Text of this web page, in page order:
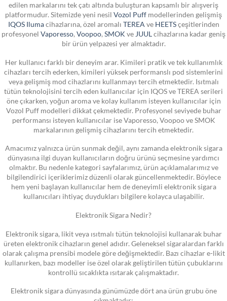
edilen markalarını tek çatı altında buluşturan kapsamlı bir alışveriş
platformudur. Sitemizde yeni nesil Vozol Puff modellerinden gelişmiş
IQOS Ilumacihazlarına, özel aromalı TEREA ve HEETSçeşitlerinden
profesyonel Vaporesso Voopoo SMOK ve JUUL cihazlarına kadar geniş
bir ürün yelpazesi yer almaktadır.
Her kullanıcı farklı bir deneyim arar. Kimileri pratik ve tek kullanımlık
cihazları tercih ederken, kimileri yüksek performanslı pod sistemlerini
veya gelişmiş mod cihazlarını kullanmayı tercih etmektedir. Isıtmalı
tütün teknolojisini tercih eden kullanıcılar için IQOS ve TEREA serileri
öne çıkarken, yoğun aroma ve kolay kullanım isteyen kullanıcılar için
Vozol Puff modelleri dikkat çekmektedir. Profesyonel seviyede buhar
performansı isteyen kullanıcılar ise Vaporesso, Voopoo ve SMOK
markalarının gelişmiş cihazlarını tercih etmektedir.
Amacımız yalnızca ürün sunmak değil, aynı zamanda elektronik sigara
dünyasına ilgi duyan kullanıcıların doğru ürünü seçmesine yardımcı
olmaktır. Bu nedenle kategori sayfalarımız, ürün açıklamalarımız ve
bilgilendirici içeriklerimiz düzenli olarak güncellenmektedir. Böylece
hem yeni başlayan kullanıcılar hem de deneyimli elektronik sigara
kullanıcıları ihtiyaç duydukları bilgilere kolayca ulaşabilir.
Elektronik Sigara Nedir?
Elektronik sigara, likit veya ısıtmalı tütün teknolojisi kullanarak buhar
üreten elektronik cihazların genel adıdır. Geleneksel sigaralardan farklı
olarak çalışma prensibi modele göre değişmektedir. Bazı cihazlar e-likit
kullanırken, bazı modeller ise özel olarak geliştirilen tütün çubuklarını
kontrollü sıcaklıkta ısıtarak çalışmaktadır.
Elektronik sigara dünyasında günümüzde dört ana ürün grubu öne